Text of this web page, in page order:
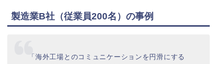
製造業B社（従業員200名）の事例
「海外工場とのコミュニケーションを円滑にする